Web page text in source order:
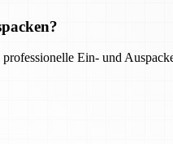
Ein- und